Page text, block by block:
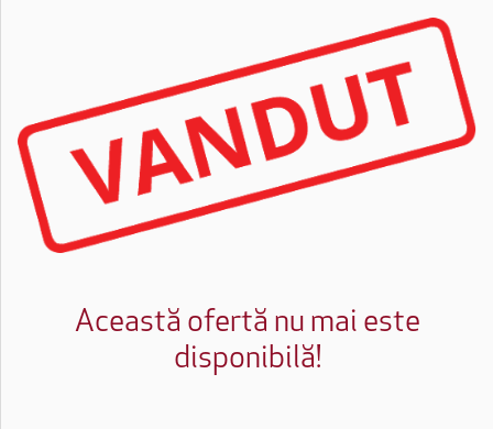
Această ofertă nu mai este
disponibilă!